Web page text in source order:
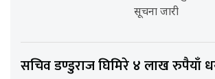
सूचना जारी
सचिव डण्डुराज घिमिरे ४ लाख रुपैयाँ